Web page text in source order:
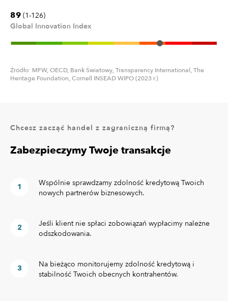
89 (1-126)
Global Innovation Index
Źródło: MFW, OECD, Bank Światowy, Transparency International, The
Heritage Foundation, Cornell INSEAD WIPO (2023 r.)
Chcesz zacząć handel z zagraniczną firmą?
Zabezpieczymy Twoje transakcje
Wspólnie sprawdzamy zdolność kredytową Twoich
nowych partnerów biznesowych.
Jeśli klient nie spłaci zobowiązań wypłacimy należne
odszkodowania.
Na bieżąco monitorujemy zdolność kredytową i
stabilność Twoich obecnych kontrahentów.